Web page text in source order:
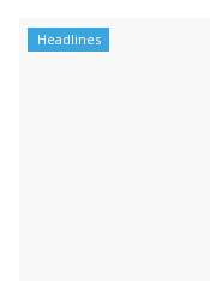
Headlines